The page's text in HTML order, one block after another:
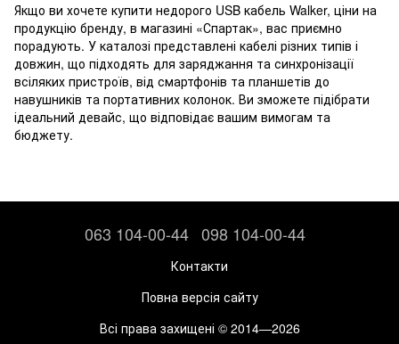
Якщо ви хочете купити недорого USB кабель Walker, ціни на
продукцію бренду, в магазині «Спартак», вас приємно
порадують. У каталозі представлені кабелі різних типів і
довжин, що підходять для заряджання та синхронізації
всіляких пристроїв, від смартфонів та планшетів до
навушників та портативних колонок. Ви зможете підібрати
ідеальний девайс, що відповідає вашим вимогам та
бюджету.
063 104-00-44 098 104-00-44
Контакти
Повна версія сайту
Всі права захищені © 2014—2026